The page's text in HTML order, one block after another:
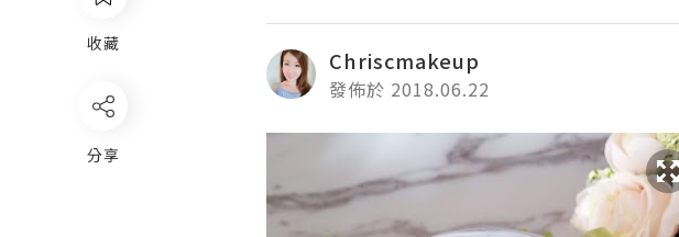
收藏
分享
Chriscmakeup
發佈於 2018.06.22